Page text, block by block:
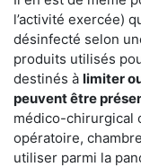
l’activité exercée)
désinfecté selon
produits utilisés
destinés à limiter
peuvent être
médico-chirurgical
opératoire,
utiliser parmi la